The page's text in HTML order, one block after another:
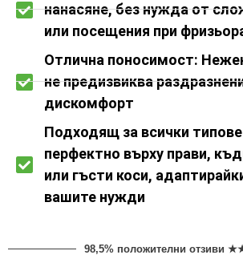
нанасяне, без нужда от
или посещения при
Отлична поносимост:
не предизвиква
дискомфорт
Подходящ за всички
перфектно върху прави,
или гъсти коси,
вашите нужди
98,5% положителни отзиви